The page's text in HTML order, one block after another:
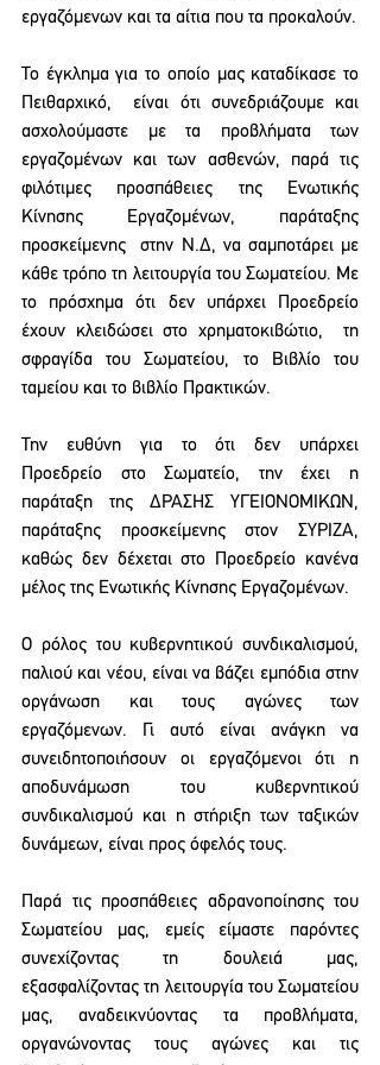
εργαζόμενων και τα αίτια που τα προκαλούν.
Το έγκλημα για το οποίο μας καταδίκασε το
Πειθαρχικό,  είναι ότι συνεδριάζουμε και
ασχολούμαστε με τα προβλήματα των
εργαζομένων και των ασθενών, παρά τις
φιλότιμες προσπάθειες της Ενωτικής
Κίνησης Εργαζομένων, παράταξης
προσκείμενης  στην Ν.Δ, να σαμποτάρει με
κάθε τρόπο τη λειτουργία του Σωματείου. Με
το πρόσχημα ότι δεν υπάρχει Προεδρείο
έχουν κλειδώσει στο χρηματοκιβώτιο,  τη
σφραγίδα του Σωματείου, το Βιβλίο του
ταμείου και το βιβλίο Πρακτικών.
Την ευθύνη για το ότι δεν υπάρχει
Προεδρείο στο Σωματείο, την έχει η
παράταξη της ΔΡΑΣΗΣ ΥΓΕΙΟΝΟΜΙΚΩΝ,
παράταξης προσκείμενης στον ΣΥΡΙΖΑ,
καθώς δεν δέχεται στο Προεδρείο κανένα
μέλος της Ενωτικής Κίνησης Εργαζομένων.
Ο ρόλος του κυβερνητικού συνδικαλισμού,
παλιού και νέου, είναι να βάζει εμπόδια στην
οργάνωση και τους αγώνες των
εργαζόμενων. Γι αυτό είναι ανάγκη να
συνειδητοποιήσουν οι εργαζόμενοι ότι η
αποδυνάμωση του κυβερνητικού
συνδικαλισμού και η στήριξη των ταξικών
δυνάμεων, είναι προς όφελός τους.
Παρά τις προσπάθειες αδρανοποίησης του
Σωματείου μας, εμείς είμαστε παρόντες
συνεχίζοντας τη δουλειά μας,
εξασφαλίζοντας τη λειτουργία του Σωματείου
μας, αναδεικνύοντας τα προβλήματα,
οργανώνοντας τους αγώνες και τις